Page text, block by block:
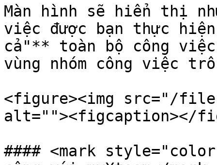
Màn hình sẽ hiển thị
việc được bạn thực
cả"** toàn bộ công
vùng nhóm công việc
<figure><img src="/files/
alt=""><figcaption></
#### <mark